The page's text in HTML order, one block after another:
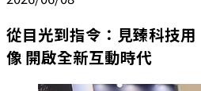
從目光到指令：見臻科技
像 開啟全新互動時代